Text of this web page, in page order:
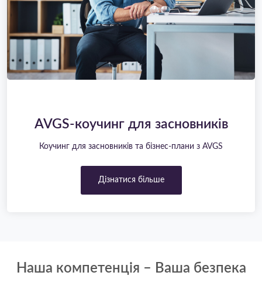
AVGS-коучинг для засновників
Коучинг для засновників та бізнес-плани з AVGS
Дізнатися більше
Наша компетенція – Ваша безпека